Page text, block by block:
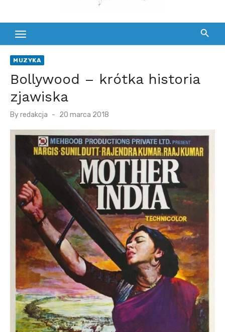
MUZYKA
Bollywood – krótka historia
zjawiska
Byredakcja
P
s
t
e
n
20 marca 2018